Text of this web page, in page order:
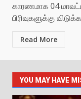
காரணமாக 04
பிரிவுகளுக்கு
Read More
YOU MAY HAVE